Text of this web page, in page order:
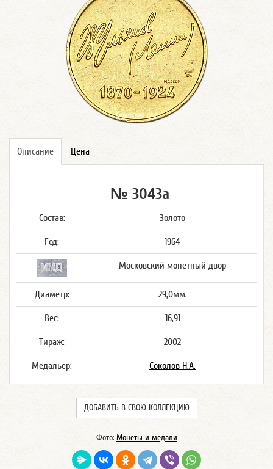
Описание Цена
№ 3043а
Состав: Золото
Год: 1964
Московский монетный двор
Диаметр: 29,0мм.
Вес: 16,91
Тираж: 2002
Медальер: Соколов Н.А.
ДОБАВИТЬ В СВОЮ КОЛЛЕКЦИЮ
Фото: Монеты и медали